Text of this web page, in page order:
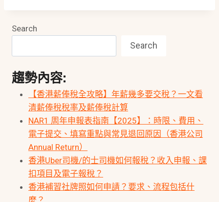
Search
Search
趨勢內容:
【香港薪俸稅全攻略】年薪幾多要交稅？一文看
清薪俸稅稅率及薪俸稅計算
NAR1 周年申報表指南【2025】：時限、費用、
電子提交、填寫重點與常見退回原因（香港公司
Annual Return）
香港Uber司機/的士司機如何報稅？收入申報、課
扣項目及電子報稅？
香港補習社牌照如何申請？要求、流程包括什